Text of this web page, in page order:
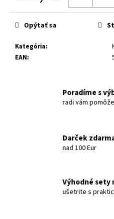
Kategória:
EAN:
Opýtať sa
Poradíme s
radi vám
Darček
nad 100 Eur
Výhodné sety
ušetrite s